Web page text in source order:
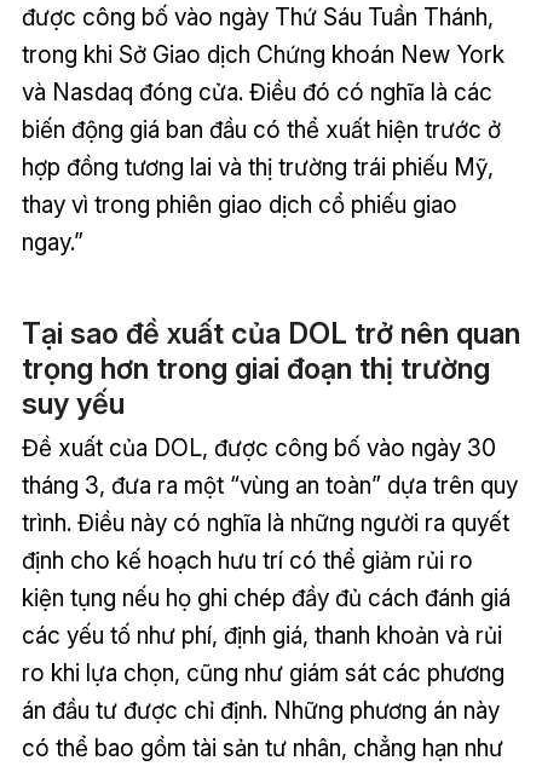
được công bố vào ngày Thứ Sáu Tuần Thánh,
trong khi Sở Giao dịch Chứng khoán New York
và Nasdaq đóng cửa. Điều đó có nghĩa là các
biến động giá ban đầu có thể xuất hiện trước ở
hợp đồng tương lai và thị trường trái phiếu Mỹ,
thay vì trong phiên giao dịch cổ phiếu giao
ngay.”
Tại sao đề xuất của DOL trở nên quan
trọng hơn trong giai đoạn thị trường
suy yếu
Đề xuất của DOL, được công bố vào ngày 30
tháng 3, đưa ra một “vùng an toàn” dựa trên quy
trình. Điều này có nghĩa là những người ra quyết
định cho kế hoạch hưu trí có thể giảm rủi ro
kiện tụng nếu họ ghi chép đầy đủ cách đánh giá
các yếu tố như phí, định giá, thanh khoản và rủi
ro khi lựa chọn, cũng như giám sát các phương
án đầu tư được chỉ định. Những phương án này
có thể bao gồm tài sản tư nhân, chẳng hạn như